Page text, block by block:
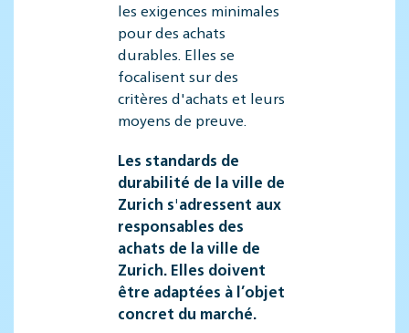
les exigences minimales
pour des achats
durables. Elles se
focalisent sur des
critères d'achats et leurs
moyens de preuve.
Les standards de
durabilité de la ville de
Zurich s'adressent aux
responsables des
achats de la ville de
Zurich. Elles doivent
être adaptées à l’objet
concret du marché.